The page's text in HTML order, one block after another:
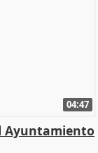
04:47
Ayuntamiento